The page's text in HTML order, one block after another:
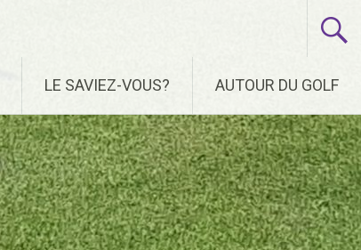
LE SAVIEZ-VOUS? AUTOUR DU GOLF